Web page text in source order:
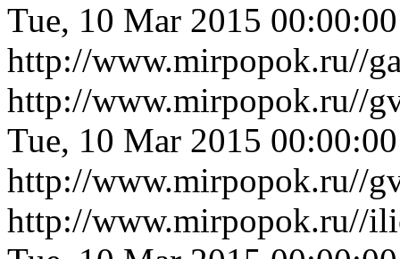
Tue, 10 Mar 2015
http://www.mirpopok.ru//
http://www.mirpopok.ru//
Tue, 10 Mar 2015
http://www.mirpopok.ru//
http://www.mirpopok.ru//